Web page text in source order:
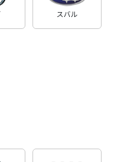
スバル